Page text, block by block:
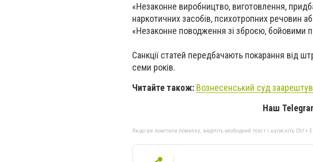
«Незаконне виробництво, виготовлення,
наркотичних засобів, психотропних речовин
«Незаконне поводження зі зброєю, бойовими
Санкції статей передбачають покарання від
семи років.
Читайте також: Вознесенський суд
Наш
Якщо ви помітили помилку, виділіть необхідний текст і натисніть Ctrl +